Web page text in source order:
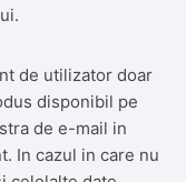
de utilizator doar
disponibil pe
de e-mail in
In cazul in care nu